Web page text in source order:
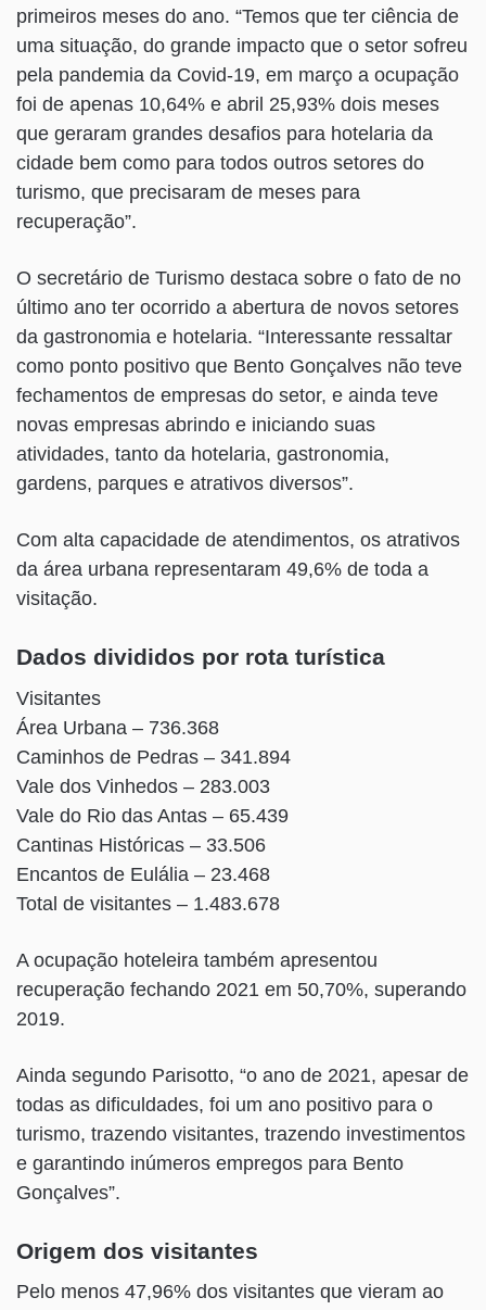
primeiros meses do ano. “Temos que ter ciência de
uma situação, do grande impacto que o setor sofreu
pela pandemia da Covid-19, em março a ocupação
foi de apenas 10,64% e abril 25,93% dois meses
que geraram grandes desafios para hotelaria da
cidade bem como para todos outros setores do
turismo, que precisaram de meses para
recuperação”.
O secretário de Turismo destaca sobre o fato de no
último ano ter ocorrido a abertura de novos setores
da gastronomia e hotelaria. “Interessante ressaltar
como ponto positivo que Bento Gonçalves não teve
fechamentos de empresas do setor, e ainda teve
novas empresas abrindo e iniciando suas
atividades, tanto da hotelaria, gastronomia,
gardens, parques e atrativos diversos”.
Com alta capacidade de atendimentos, os atrativos
da área urbana representaram 49,6% de toda a
visitação.
Dados divididos por rota turística
Visitantes
Área Urbana – 736.368
Caminhos de Pedras – 341.894
Vale dos Vinhedos – 283.003
Vale do Rio das Antas – 65.439
Cantinas Históricas – 33.506
Encantos de Eulália – 23.468
Total de visitantes – 1.483.678
A ocupação hoteleira também apresentou
recuperação fechando 2021 em 50,70%, superando
2019.
Ainda segundo Parisotto, “o ano de 2021, apesar de
todas as dificuldades, foi um ano positivo para o
turismo, trazendo visitantes, trazendo investimentos
e garantindo inúmeros empregos para Bento
Gonçalves”.
Origem dos visitantes
Pelo menos 47,96% dos visitantes que vieram ao